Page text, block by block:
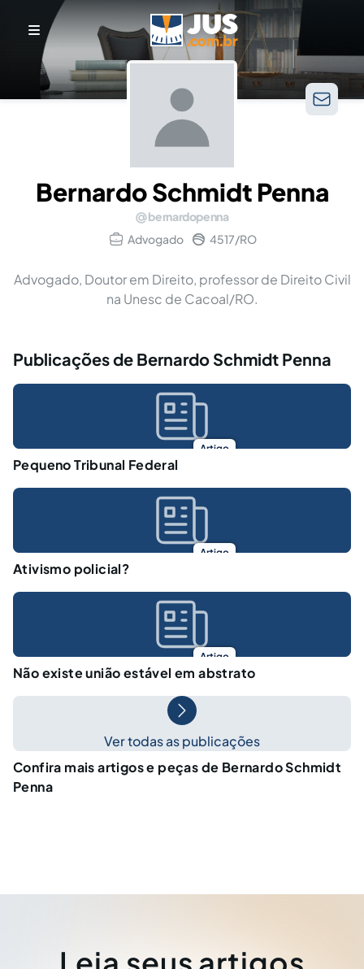
Bernardo Schmidt Penna
bernardopenna
Advogado
4517/RO
Advogado, Doutor em Direito, professor de Direito Civil
na Unesc de Cacoal/RO.
Publicações de Bernardo Schmidt Penna
Artigo
Pequeno Tribunal Federal
Artigo
Ativismo policial?
Artigo
Não existe união estável em abstrato
Ver todas as publicações
Confira mais artigos e peças de Bernardo Schmidt
Penna